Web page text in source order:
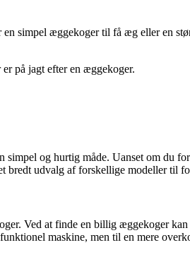
simpel æggekoger til få æg eller en
på jagt efter en æggekoger.
og hurtig måde. Uanset om du
udvalg af forskellige modeller til
Ved at finde en billig æggekoger
maskine, men til en mere